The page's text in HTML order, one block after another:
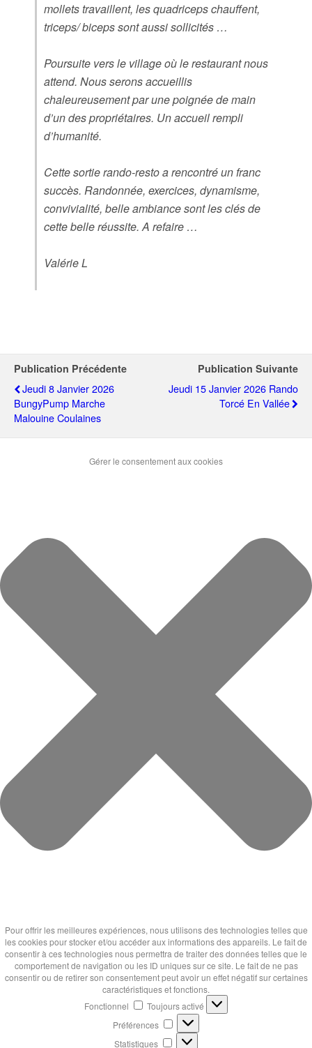
mollets travaillent, les quadriceps chauffent,
triceps/ biceps sont aussi sollicités …
Poursuite vers le village où le restaurant nous
attend. Nous serons accueillis
chaleureusement par une poignée de main
d’un des propriétaires. Un accueil rempli
d’humanité.
Cette sortie rando-resto a rencontré un franc
succès. Randonnée, exercices, dynamisme,
convivialité, belle ambiance sont les clés de
cette belle réussite. A refaire …
Valérie L
Publication Précédente
Jeudi 8 Janvier 2026
BungyPump Marche
Malouine Coulaines
Publication Suivante
Jeudi 15 Janvier 2026 Rando
Torcé En Vallée
Gérer le consentement aux cookies
Pour offrir les meilleures expériences, nous utilisons des technologies telles que
les cookies pour stocker et/ou accéder aux informations des appareils. Le fait de
consentir à ces technologies nous permettra de traiter des données telles que le
comportement de navigation ou les ID uniques sur ce site. Le fait de ne pas
consentir ou de retirer son consentement peut avoir un effet négatif sur certaines
caractéristiques et fonctions.
Fonctionnel
Toujours activé
Préférences
Préférences
Statistiques Statistiques